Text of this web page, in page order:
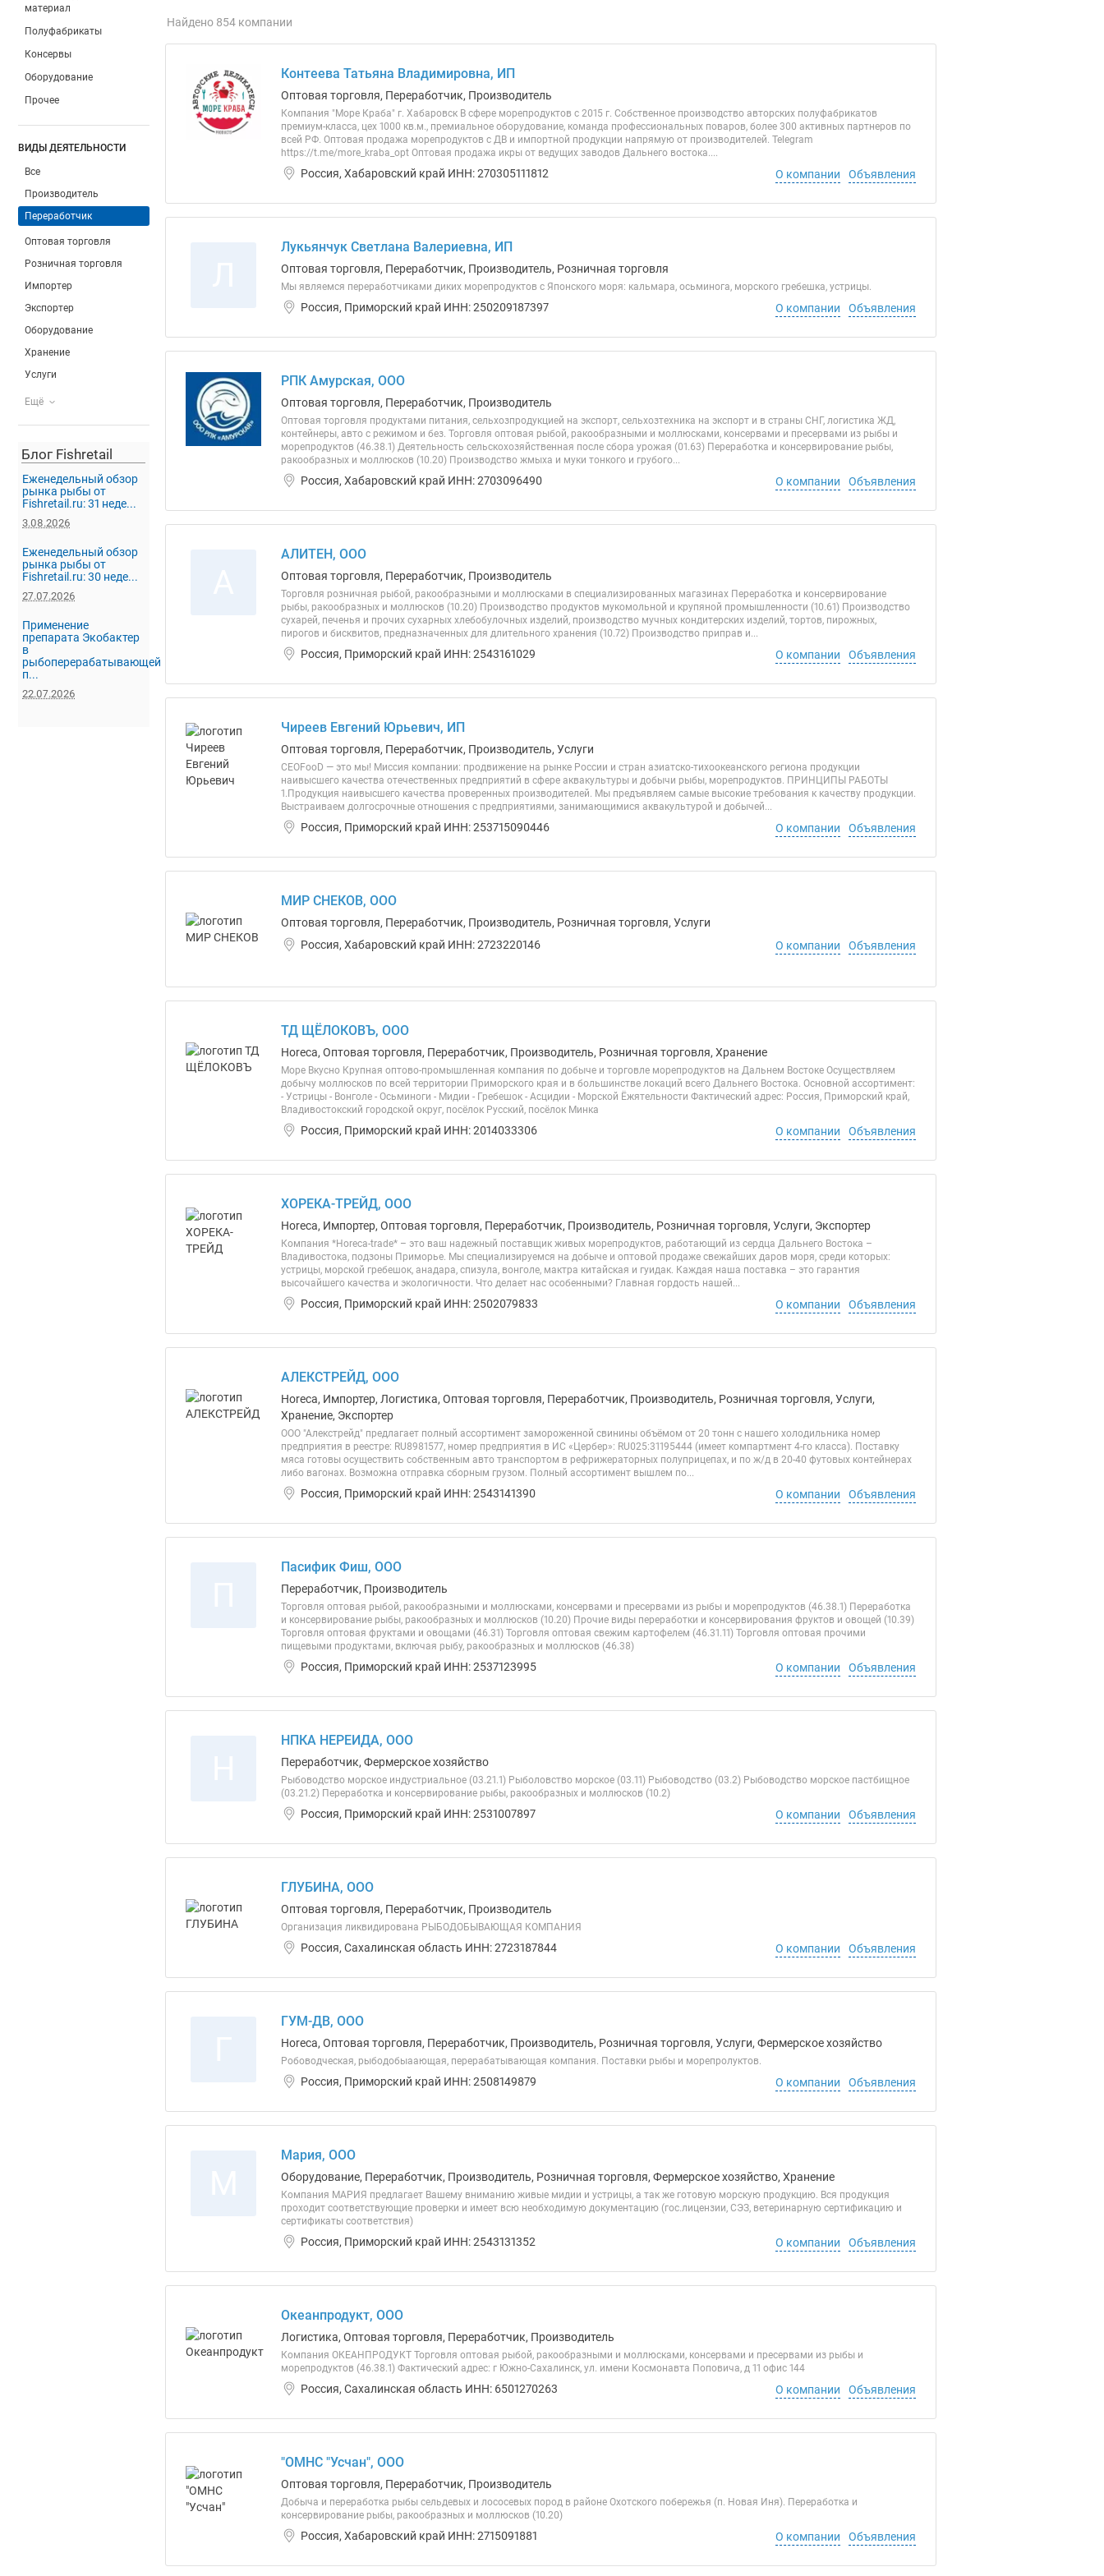
материал
Полуфабрикаты
Консервы
Оборудование
Прочее
ВИДЫ ДЕЯТЕЛЬНОСТИ
Все
Производитель
Переработчик
Оптовая торговля
Розничная торговля
Импортер
Экспортер
Оборудование
Хранение
Услуги
Ещё
Блог Fishretail
Еженедельный обзор
рынка рыбы от
Fishretail.ru: 31 неде...
3.08.2026
Еженедельный обзор
рынка рыбы от
Fishretail.ru: 30 неде...
27.07.2026
Применение
препарата Экобактер
в
рыбоперерабатывающей
п...
22.07.2026
Найдено 854 компании
Контеева Татьяна Владимировна, ИП
Оптовая торговля, Переработчик, Производитель
Компания "Море Краба" г. Хабаровск В сфере морепродуктов с 2015 г. Собственное производство авторских полуфабрикатов
премиум-класса, цех 1000 кв.м., премиальное оборудование, команда профессиональных поваров, более 300 активных партнеров по
всей РФ. Оптовая продажа морепродуктов с ДВ и импортной продукции напрямую от производителей. Telegram
https://t.me/more_kraba_opt Оптовая продажа икры от ведущих заводов Дальнего востока....
Россия, Хабаровский край ИНН: 270305111812 О компании Объявления
Лукьянчук Светлана Валериевна, ИП
Оптовая торговля, Переработчик, Производитель, Розничная торговля
Мы являемся переработчиками диких морепродуктов с Японского моря: кальмара, осьминога, морского гребешка, устрицы.
Россия, Приморский край ИНН: 250209187397 О компании Объявления
РПК Амурская, ООО
Оптовая торговля, Переработчик, Производитель
Оптовая торговля продуктами питания, сельхозпродукцией на экспорт, сельхозтехника на экспорт и в страны СНГ, логистика ЖД,
контейнеры, авто с режимом и без. Торговля оптовая рыбой, ракообразными и моллюсками, консервами и пресервами из рыбы и
морепродуктов (46.38.1) Деятельность сельскохозяйственная после сбора урожая (01.63) Переработка и консервирование рыбы,
ракообразных и моллюсков (10.20) Производство жмыха и муки тонкого и грубого...
Россия, Хабаровский край ИНН: 2703096490 О компании Объявления
АЛИТЕН, ООО
Оптовая торговля, Переработчик, Производитель
Торговля розничная рыбой, ракообразными и моллюсками в специализированных магазинах Переработка и консервирование
рыбы, ракообразных и моллюсков (10.20) Производство продуктов мукомольной и крупяной промышленности (10.61) Производство
сухарей, печенья и прочих сухарных хлебобулочных изделий, производство мучных кондитерских изделий, тортов, пирожных,
пирогов и бисквитов, предназначенных для длительного хранения (10.72) Производство приправ и...
Россия, Приморский край ИНН: 2543161029 О компании Объявления
Чиреев Евгений Юрьевич, ИП
Оптовая торговля, Переработчик, Производитель, Услуги
CEOFooD — это мы! Миссия компании: продвижение на рынке России и стран азиатско-тихоокеанского региона продукции
наивысшего качества отечественных предприятий в сфере аквакультуры и добычи рыбы, морепродуктов. ПРИНЦИПЫ РАБОТЫ
1.Продукция наивысшего качества проверенных производителей. Мы предъявляем самые высокие требования к качеству продукции.
Выстраиваем долгосрочные отношения с предприятиями, занимающимися аквакультурой и добычей...
Россия, Приморский край ИНН: 253715090446 О компании Объявления
МИР СНЕКОВ, ООО
Оптовая торговля, Переработчик, Производитель, Розничная торговля, Услуги
Россия, Хабаровский край ИНН: 2723220146
О компании Объявления
ТД ЩЁЛОКОВЪ, ООО
Horeca, Оптовая торговля, Переработчик, Производитель, Розничная торговля, Хранение
Море Вкусно Крупная оптово-промышленная компания по добыче и торговле морепродуктов на Дальнем Востоке Осуществляем
добычу моллюсков по всей территории Приморского края и в большинстве локаций всего Дальнего Востока. Основной ассортимент:
- Устрицы - Вонголе - Осьминоги - Мидии - Гребешок - Асцидии - Морской Ёжятельности Фактический адрес: Россия, Приморский край,
Владивостокский городской округ, посёлок Русский, посёлок Минка
Россия, Приморский край ИНН: 2014033306 О компании Объявления
ХОРЕКА-ТРЕЙД, ООО
Horeca, Импортер, Оптовая торговля, Переработчик, Производитель, Розничная торговля, Услуги, Экспортер
Компания *Horeca-trade* – это ваш надежный поставщик живых морепродуктов, работающий из сердца Дальнего Востока –
Владивостока, подзоны Приморье. Мы специализируемся на добыче и оптовой продаже свежайших даров моря, среди которых:
устрицы, морской гребешок, анадара, спизула, вонголе, мактра китайская и гуидак. Каждая наша поставка – это гарантия
высочайшего качества и экологичности. Что делает нас особенными? Главная гордость нашей...
Россия, Приморский край ИНН: 2502079833 О компании Объявления
АЛЕКСТРЕЙД, ООО
Horeca, Импортер, Логистика, Оптовая торговля, Переработчик, Производитель, Розничная торговля, Услуги,
Хранение, Экспортер
ООО "Алекстрейд" предлагает полный ассортимент замороженной свинины объёмом от 20 тонн с нашего холодильника номер
предприятия в реестре: RU8981577, номер предприятия в ИС «Цербер»: RU025:31195444 (имеет компартмент 4-го класса). Поставку
мяса готовы осуществить собственным авто транспортом в рефрижераторных полуприцепах, и по ж/д в 20-40 футовых контейнерах
либо вагонах. Возможна отправка сборным грузом. Полный ассортимент вышлем по...
Россия, Приморский край ИНН: 2543141390 О компании Объявления
Пасифик Фиш, ООО
Переработчик, Производитель
Торговля оптовая рыбой, ракообразными и моллюсками, консервами и пресервами из рыбы и морепродуктов (46.38.1) Переработка
и консервирование рыбы, ракообразных и моллюсков (10.20) Прочие виды переработки и консервирования фруктов и овощей (10.39)
Торговля оптовая фруктами и овощами (46.31) Торговля оптовая свежим картофелем (46.31.11) Торговля оптовая прочими
пищевыми продуктами, включая рыбу, ракообразных и моллюсков (46.38)
Россия, Приморский край ИНН: 2537123995 О компании Объявления
НПКА НЕРЕИДА, ООО
Переработчик, Фермерское хозяйство
Рыбоводство морское индустриальное (03.21.1) Рыболовство морское (03.11) Рыбоводство (03.2) Рыбоводство морское пастбищное
(03.21.2) Переработка и консервирование рыбы, ракообразных и моллюсков (10.2)
Россия, Приморский край ИНН: 2531007897 О компании Объявления
ГЛУБИНА, ООО
Оптовая торговля, Переработчик, Производитель
Организация ликвидирована РЫБОДОБЫВАЮЩАЯ КОМПАНИЯ
Россия, Сахалинская область ИНН: 2723187844 О компании Объявления
ГУМ-ДВ, ООО
Horeca, Оптовая торговля, Переработчик, Производитель, Розничная торговля, Услуги, Фермерское хозяйство
Робоводческая, рыбодобыаающая, перерабатывающая компания. Поставки рыбы и морепролуктов.
Россия, Приморский край ИНН: 2508149879 О компании Объявления
Мария, ООО
Оборудование, Переработчик, Производитель, Розничная торговля, Фермерское хозяйство, Хранение
Компания МАРИЯ предлагает Вашему вниманию живые мидии и устрицы, а так же готовую морскую продукцию. Вся продукция
проходит соответствующие проверки и имеет всю необходимую документацию (гос.лицензии, СЭЗ, ветеринарную сертификацию и
сертификаты соответствия)
Россия, Приморский край ИНН: 2543131352 О компании Объявления
Океанпродукт, ООО
Логистика, Оптовая торговля, Переработчик, Производитель
Компания ОКЕАНПРОДУКТ Торговля оптовая рыбой, ракообразными и моллюсками, консервами и пресервами из рыбы и
морепродуктов (46.38.1) Фактический адрес: г Южно-Сахалинск, ул. имени Космонавта Поповича, д 11 офис 144
Россия, Сахалинская область ИНН: 6501270263 О компании Объявления
"ОМНС "Усчан", ООО
Оптовая торговля, Переработчик, Производитель
Добыча и переработка рыбы сельдевых и лососевых пород в районе Охотского побережья (п. Новая Иня). Переработка и
консервирование рыбы, ракообразных и моллюсков (10.20)
Россия, Хабаровский край ИНН: 2715091881 О компании Объявления